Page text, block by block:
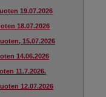
19.07.2026
18.07.2026
15.07.2026
14.06.2026
11.7.2026.
12.07.2026